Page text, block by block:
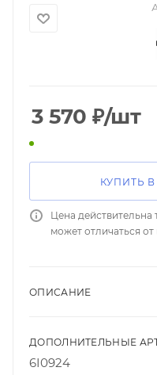
3 570 ₽/шт
КУПИТЬ В
Цена действительна
может отличаться
ОПИСАНИЕ
ДОПОЛНИТЕЛЬНЫЕ
6I0924